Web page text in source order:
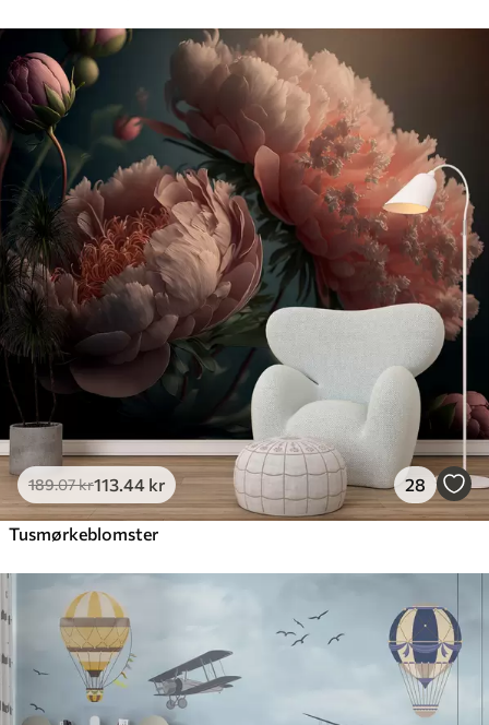
189.07kr113 .44 kr 28
Tusmørkeblomster